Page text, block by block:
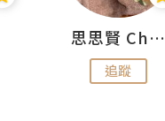
思思賢 ChillMyBabe
追蹤